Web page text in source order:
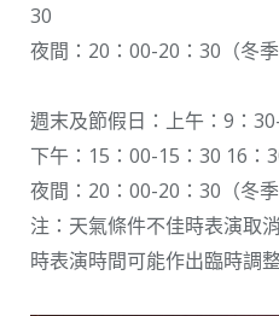
30
夜間：20：00-20：30（冬季
週末及節假日：上午：9：
下午：15：00-15：30 16：
夜間：20：00-20：30（冬季
注：天氣條件不佳時表演取
時表演時間可能作出臨時調